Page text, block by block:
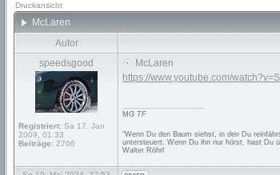
Druckansicht
McLaren
Autor
speedsgood
Registriert: Sa 17. Jan
2009, 01:33
Beiträge: 2706
McLaren
https://www.youtube.com/
MG TF
"Wenn Du den Baum siehst, in den Du
untersteuert. Wenn Du ihn nur hörst, hast Du
Walter Röhrl